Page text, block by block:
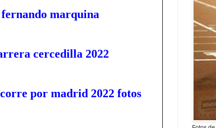
fernando marquina
cercedilla 2022
por madrid 2022 fotos